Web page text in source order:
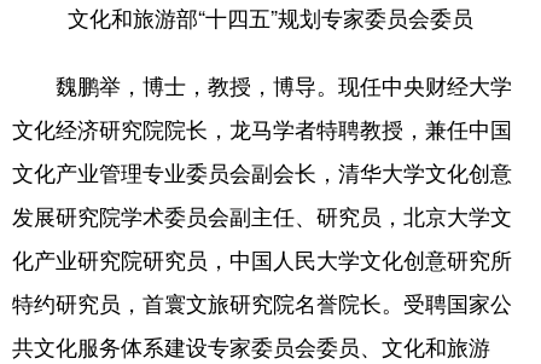
文化和旅游部“十四五”规划专家委员会委员
魏鹏举，博士，教授，博导。现任中央财经大学
文化经济研究院院长，龙马学者特聘教授，兼任中国
文化产业管理专业委员会副会长，清华大学文化创意
发展研究院学术委员会副主任、研究员，北京大学文
化产业研究院研究员，中国人民大学文化创意研究所
特约研究员，首寰文旅研究院名誉院长。受聘国家公
共文化服务体系建设专家委员会委员、文化和旅游